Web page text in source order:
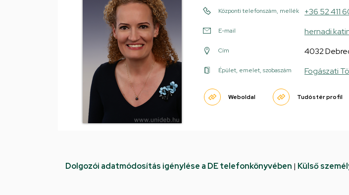
Központi telefonszám, mellék +36 52 411
E-mail
Cím 4032
Épület, emelet, szobaszám Fogászati
Weboldal Tudóstér profil
Dolgozói adatmódosítás igénylése a DE telefonkönyvében | Külső